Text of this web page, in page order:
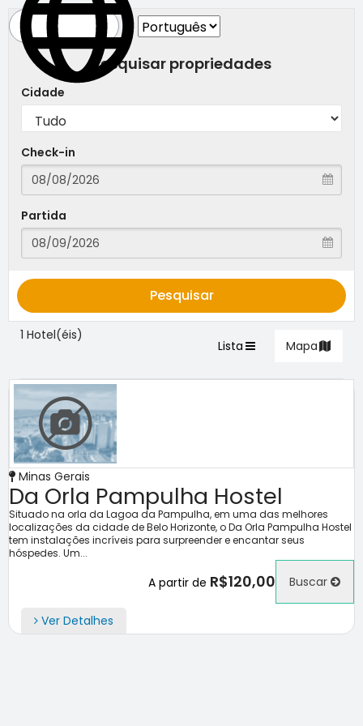
Pesquisar propriedades
Cidade
Check-in
Partida
Pesquisar
1 Hotel(éis)
Lista Mapa
Minas Gerais
Da Orla Pampulha Hostel
Situado na orla da Lagoa da Pampulha, em uma das melhores
localizações da cidade de Belo Horizonte, o Da Orla Pampulha Hostel
tem instalações incríveis para surpreender e encantar seus
hóspedes. Um...
A partir de R$120,00 Buscar
Ver Detalhes